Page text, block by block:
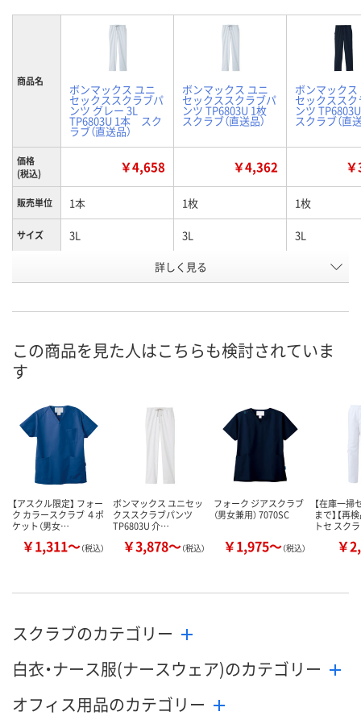
商品名
ボンマックス ユニ
セックススクラブパ
ンツ グレー 3L
TP6803U 1本 スク
ラブ（直送品）
ボンマックス ユニ
セックススクラブパ
ンツ TP6803U 1枚
スクラブ（直送品）
ボンマックス
セックスス
ンツ
スクラブ（直
価格
(税込)
￥4,658 ￥4,362
販売単位 1本 1枚 1枚
サイズ 3L 3L 3L
グレー ネイビー
号
お届け日
数量
カゴへ カ
詳しく見る
この商品を見た人はこちらも検討されていま
す
【アスクル限定】 フォー
ク カラースクラブ ４ポ
ケット（男女…
￥1,311～（税込）
ボンマックス ユニセッ
クススクラブパンツ
TP6803U 介…
￥3,878～（税込）
フォーク ジアスクラブ
（男女兼用） 7070SC
￥1,975～（税込）
【在庫一掃
まで】【再
トセ スク
￥
スクラブのカテゴリー
白衣・ナース服(ナースウェア)のカテゴリー
オフィス用品のカテゴリー